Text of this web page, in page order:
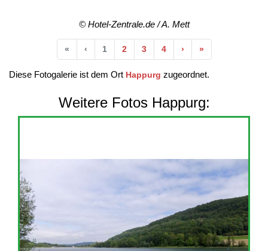
© Hotel-Zentrale.de / A. Mett
«Anfang
‹Vorherige
1 2 3 4 ›Nächste
»Ende
Diese Fotogalerie ist dem Ort Happurg zugeordnet.
Weitere Fotos Happurg: